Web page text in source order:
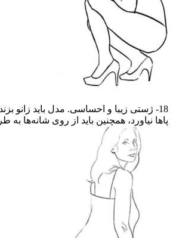
18- ژستی زیبا و احساسی. مدل باید زانو
پاها نیاورد، همچنین باید از روی شانه‌ها به